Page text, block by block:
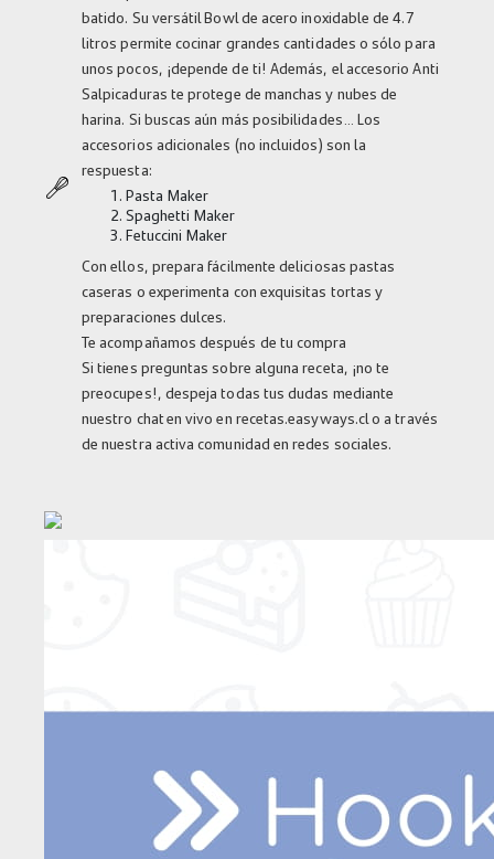
batido. Su versátil Bowl de acero inoxidable de 4.7
litros permite cocinar grandes cantidades o sólo para
unos pocos, ¡depende de ti! Además, el accesorio Anti
Salpicaduras te protege de manchas y nubes de
harina. Si buscas aún más posibilidades… Los
accesorios adicionales (no incluidos) son la
respuesta:
Pasta Maker
Spaghetti Maker
Fetuccini Maker
Con ellos, prepara fácilmente deliciosas pastas
caseras o experimenta con exquisitas tortas y
preparaciones dulces.
Te acompañamos después de tu compra
Si tienes preguntas sobre alguna receta, ¡no te
preocupes!, despeja todas tus dudas mediante
nuestro chat en vivo en recetas.easyways.cl o a través
de nuestra activa comunidad en redes sociales.